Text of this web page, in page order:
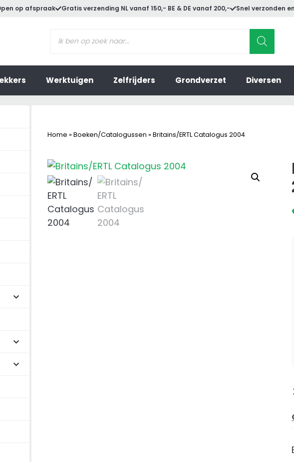
op afspraak Gratis verzending NL vanaf 150,- BE & DE vanaf 200,- Snel verzonden
zoeken
Werktuigen Zelfrijders Grondverzet Diversen
Home » Boeken/Catalogussen » Britains/ERTL Catalogus 2004